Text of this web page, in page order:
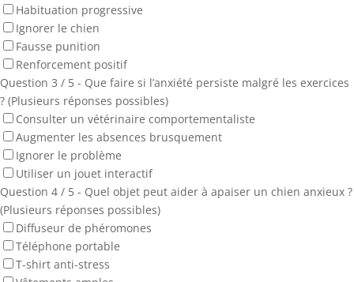
Habituation progressive
Ignorer le chien
Fausse punition
Renforcement positif
Question 3 / 5 - Que faire si l’anxiété persiste malgré les exercices
? (Plusieurs réponses possibles)
Consulter un vétérinaire comportementaliste
Augmenter les absences brusquement
Ignorer le problème
Utiliser un jouet interactif
Question 4 / 5 - Quel objet peut aider à apaiser un chien anxieux ?
(Plusieurs réponses possibles)
Diffuseur de phéromones
Téléphone portable
T-shirt anti-stress